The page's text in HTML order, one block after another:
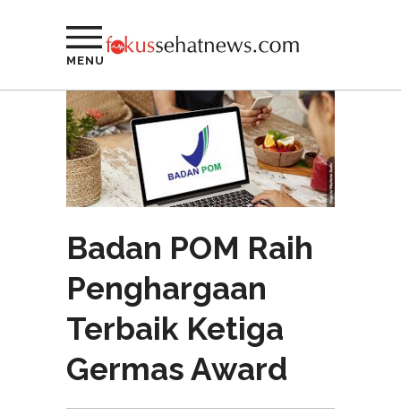
MENU
Badan POM Raih
Penghargaan
Terbaik Ketiga
Germas Award